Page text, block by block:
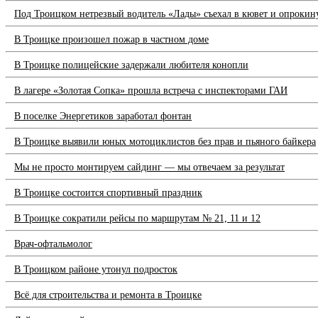
Под Троицком нетрезвый водитель «Лады» съехал в кювет и
В Троицке произошел пожар в частном доме
В Троицке полицейские задержали любителя конопли
В лагере «Золотая Сопка» прошла встреча с инспекторами ГАИ
В поселке Энергетиков заработал фонтан
В Троицке выявили юных мотоциклистов без прав и пьяного байкера
Мы не просто монтируем сайдинг — мы отвечаем за результат
В Троицке состоится спортивный праздник
В Троицке сократили рейсы по маршрутам № 21, 11 и 12
Врач-офтальмолог
В Троицком районе утонул подросток
Всё для строительства и ремонта в Троицке